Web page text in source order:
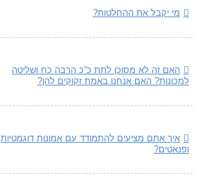
מי יקבל את ההחלטות?
האם זה לא מסוכן לתת כ”כ הרבה כח ושליטה
למכונות? האם אנחנו באמת זקוקים להן?
איך אתם מציעים להתמודד עם אמונות דוגמטיות
ופנאטים?